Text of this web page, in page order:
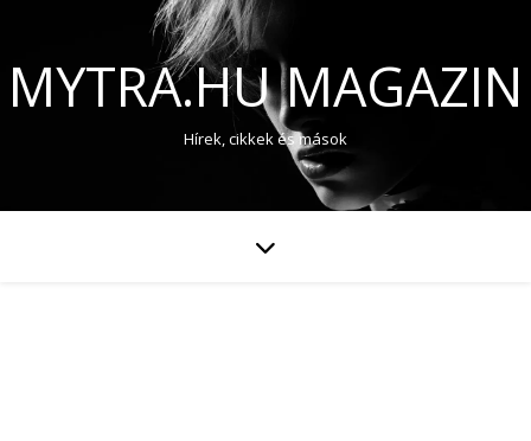
MYTRA.HU MAGAZIN
Hírek, cikkek és mások